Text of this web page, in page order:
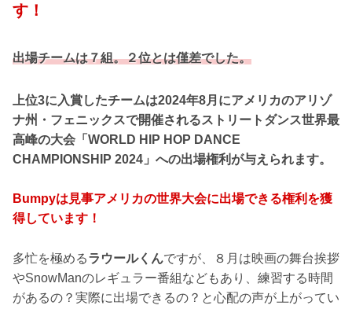
す！
出場チームは７組。２位とは僅差でした。
上位3に入賞したチームは2024年8月にアメリカのアリゾ
ナ州・フェニックスで開催されるストリートダンス世界最
高峰の大会「WORLD HIP HOP DANCE
CHAMPIONSHIP 2024」への出場権利が与えられます。
Bumpyは 見事アメリカの世界大会に出場できる権利を獲
得しています！
多忙を極めるラウールくんですが、８月は映画の舞台挨拶
やSnowManのレギュラー番組などもあり、練習する時間
があるの？実際に出場できるの？と心配の声が上がってい